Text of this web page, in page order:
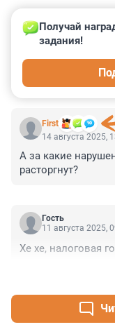
Гость
7 сентября 2025,
Склад барахла в
First
Получай
задания!
14 августа 2025,
А за какие
расторгнут?
Гость
11 августа 2025,
Хе хе, налоговая